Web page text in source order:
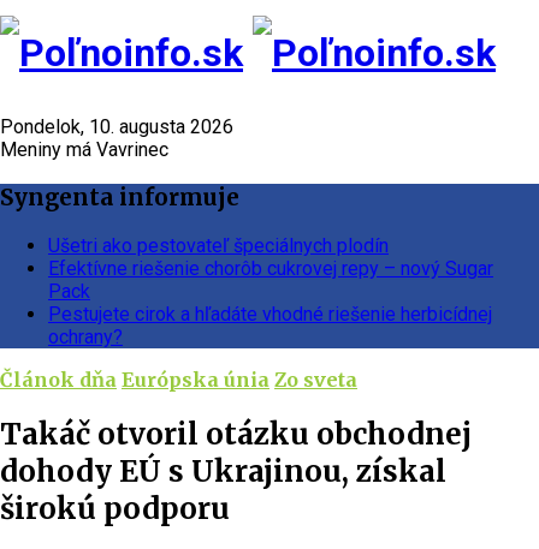
Pondelok, 10. augusta 2026
Meniny má Vavrinec
Syngenta informuje
Ušetri ako pestovateľ špeciálnych plodín
Efektívne riešenie chorôb cukrovej repy – nový Sugar
Pack
Pestujete cirok a hľadáte vhodné riešenie herbicídnej
ochrany?
Článok dňa Európska únia Zo sveta
Takáč otvoril otázku obchodnej
dohody EÚ s Ukrajinou, získal
širokú podporu